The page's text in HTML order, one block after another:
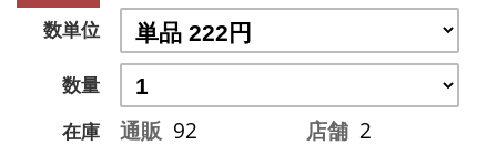
数単位
数量
在庫
通販 92 店舗 2